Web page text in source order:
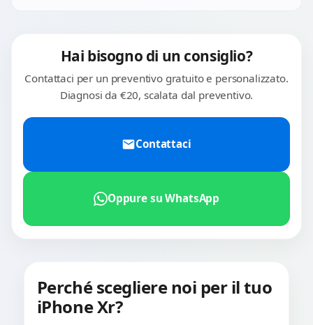
Hai bisogno di un consiglio?
Contattaci per un preventivo gratuito e personalizzato.
Diagnosi da €20, scalata dal preventivo.
Contattaci
Oppure su WhatsApp
Perché scegliere noi per il tuo
iPhone Xr?